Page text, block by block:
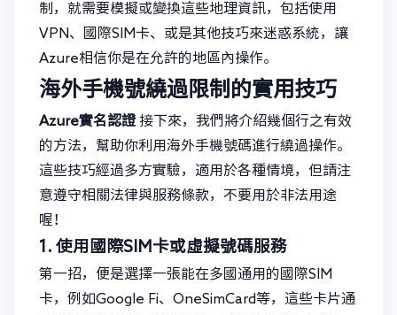
制，就需要模擬或變換這些地理資訊，包括使用
VPN、國際SIM卡、或是其他技巧來迷惑系統，讓
Azure相信你是在允許的地區內操作。
海外手機號繞過限制的實用技巧
Azure實名認證接下來，我們將介紹幾個行之有效
的方法，幫助你利用海外手機號碼進行繞過操作。
這些技巧經過多方實驗，適用於各種情境，但請注
意遵守相關法律與服務條款，不要用於非法用途
喔！
1. 使用國際SIM卡或虛擬號碼服務
第一招，便是選擇一張能在多國通用的國際SIM
卡，例如Google Fi、OneSimCard等，這些卡片通